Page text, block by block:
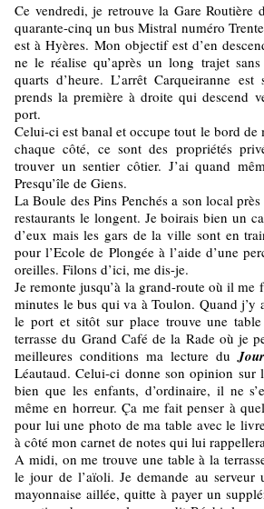
Ce vendredi, je retrouve la Gare Routière
quarante-cinq un bus Mistral numéro
est à Hyères. Mon objectif est d’en
ne le réalise qu’après un long trajet
quarts d’heure. L’arrêt Carqueiranne
prends la première à droite qui descend
port.
Celui-ci est banal et occupe tout le bord de
chaque côté, ce sont des propriétés
trouver un sentier côtier. J’ai quand
Presqu’île de Giens.
La Boule des Pins Penchés a son local
restaurants le longent. Je boirais bien un
d’eux mais les gars de la ville sont en
pour l’Ecole de Plongée à l’aide d’une
oreilles. Filons d’ici, me dis-je.
Je remonte jusqu’à la grand-route où il me
minutes le bus qui va à Toulon. Quand j’y
le port et sitôt sur place trouve une
terrasse du Grand Café de la Rade où je
meilleures conditions ma lecture du
Léautaud. Celui-ci donne son opinion sur
bien que les enfants, d’ordinaire, il ne
même en horreur. Ça me fait penser à
pour lui une photo de ma table avec le
à côté mon carnet de notes qui lui
A midi, on me trouve une table à la
le jour de l’aïoli. Je demande au serveur
mayonnaise aillée, quitte à payer un